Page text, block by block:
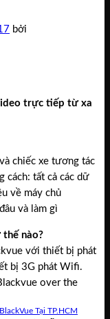
Tại TP.HCM
bởi
trực tiếp từ xa
chiếc xe tương tác
cách: tất cả các dữ
về máy chủ
và làm gì
nào?
với thiết bị phát
bị 3G phát Wifi.
over the